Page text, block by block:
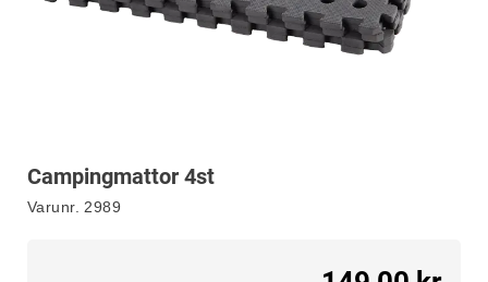
Campingmattor 4st
Varunr. 2989